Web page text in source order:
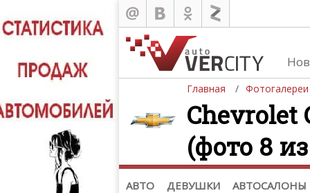
Главная Фотогалереи
Chevrolet
(фото 8
АВТО ДЕВУШКИ АВТОСАЛОНЫ
Автомобили
Последние добавления
Список марок
(+1102)